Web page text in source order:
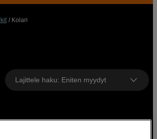
Kolari
Lajittele haku: Eniten myydyt